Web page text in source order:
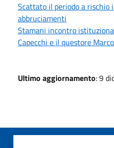
Scattato il periodo a rischio
abbruciamenti
Stamani incontro
Capecchi e il questore
Ultimo aggiornamento: 9